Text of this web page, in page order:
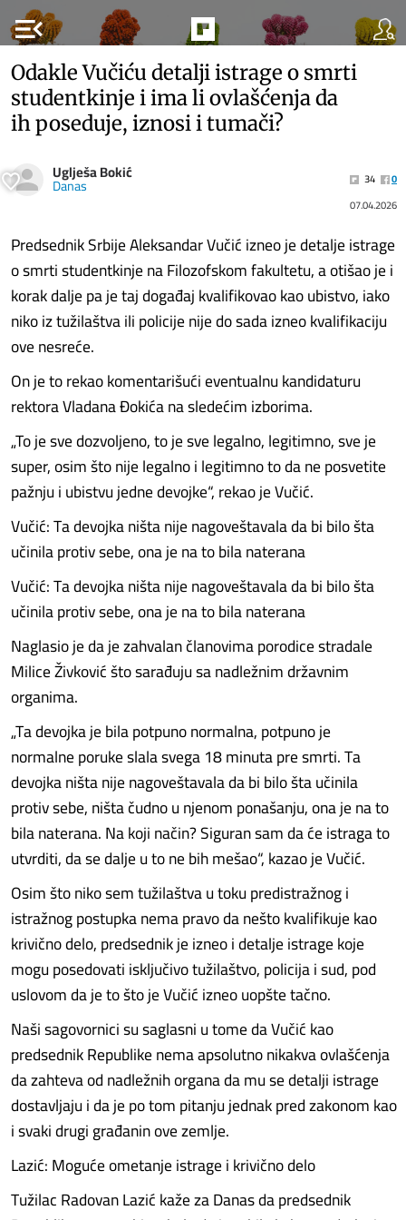
menu_open
Odakle Vučiću detalji istrage o smrti
studentkinje i ima li ovlašćenja da
ih poseduje, iznosi i tumači?
Uglješa Bokić
Danas 34
0
07.04.2026
Predsednik Srbije Aleksandar Vučić izneo je detalje istrage
o smrti studentkinje na Filozofskom fakultetu, a otišao je i
korak dalje pa je taj događaj kvalifikovao kao ubistvo, iako
niko iz tužilaštva ili policije nije do sada izneo kvalifikaciju
ove nesreće.
On je to rekao komentarišući eventualnu kandidaturu
rektora Vladana Đokića na sledećim izborima.
„To je sve dozvoljeno, to je sve legalno, legitimno, sve je
super, osim što nije legalno i legitimno to da ne posvetite
pažnju i ubistvu jedne devojke“, rekao je Vučić.
Vučić: Ta devojka ništa nije nagoveštavala da bi bilo šta
učinila protiv sebe, ona je na to bila naterana
Vučić: Ta devojka ništa nije nagoveštavala da bi bilo šta
učinila protiv sebe, ona je na to bila naterana
Naglasio je da je zahvalan članovima porodice stradale
Milice Živković što sarađuju sa nadležnim državnim
organima.
„Ta devojka je bila potpuno normalna, potpuno je
normalne poruke slala svega 18 minuta pre smrti. Ta
devojka ništa nije nagoveštavala da bi bilo šta učinila
protiv sebe, ništa čudno u njenom ponašanju, ona je na to
bila naterana. Na koji način? Siguran sam da će istraga to
utvrditi, da se dalje u to ne bih mešao“, kazao je Vučić.
Osim što niko sem tužilaštva u toku predistražnog i
istražnog postupka nema pravo da nešto kvalifikuje kao
krivično delo, predsednik je izneo i detalje istrage koje
mogu posedovati isključivo tužilaštvo, policija i sud, pod
uslovom da je to što je Vučić izneo uopšte tačno.
Naši sagovornici su saglasni u tome da Vučić kao
predsednik Republike nema apsolutno nikakva ovlašćenja
da zahteva od nadležnih organa da mu se detalji istrage
dostavljaju i da je po tom pitanju jednak pred zakonom kao
i svaki drugi građanin ove zemlje.
Lazić: Moguće ometanje istrage i krivično delo
Tužilac Radovan Lazić kaže za Danas da predsednik